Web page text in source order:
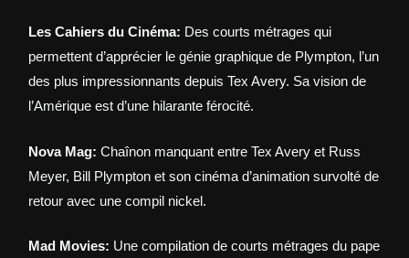
Les Cahiers du Cinéma: Des courts métrages qui
permettent d’apprécier le génie graphique de Plympton, l’un
des plus impressionnants depuis Tex Avery. Sa vision de
l’Amérique est d’une hilarante férocité.
Nova Mag: Chaînon manquant entre Tex Avery et Russ
Meyer, Bill Plympton et son cinéma d’animation survolté de
retour avec une compil nickel.
Mad Movies: Une compilation de courts métrages du pape